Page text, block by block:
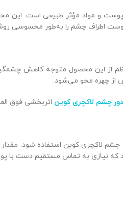
پوست و مواد مؤثر طبیعی است.
اطراف چشم را به‌طور محسوسی
از این محصول متوجه کاهش
از چهره محو می‌شود.
چشم لاکچری کوین اثربخشی فوق
لاکچری کوین استفاده شود.
نیازی به تماس مستقیم دست با